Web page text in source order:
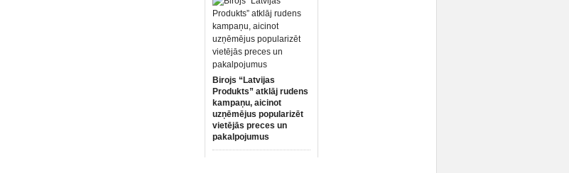
Birojs “Latvijas
Produkts” atklāj rudens
kampaņu, aicinot
uzņēmējus popularizēt
vietējās preces un
pakalpojumus